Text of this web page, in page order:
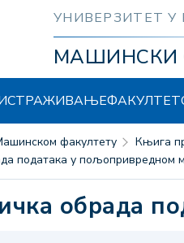
УНИВЕРЗИТЕТ У
ФАКУЛТЕТ
факултету
Књига
података у пољопривредном
обрада